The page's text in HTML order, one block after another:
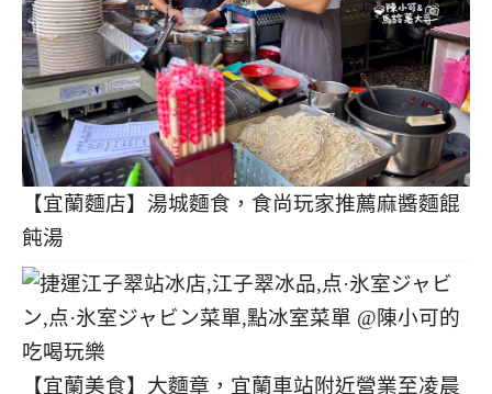
【宜蘭麵店】湯城麵食，食尚玩家推薦麻醬麵餛
飩湯
【宜蘭美食】大麵章，宜蘭車站附近營業至凌晨